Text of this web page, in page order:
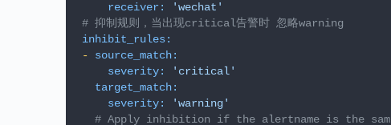
receiver:
'wechat'
# 抑制规则，当出现critical告警时 忽略warning
inhibit_rules:
-
source_match:
severity:
'critical'
target_match:
severity:
'warning'
# Apply inhibition if the alertname is the